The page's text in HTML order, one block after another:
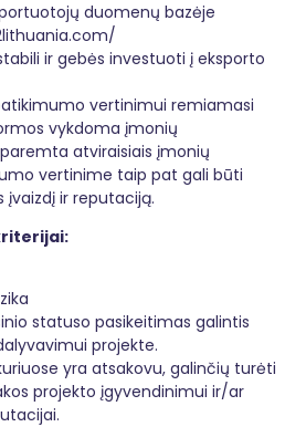
duomenų bazėje
ir gebės investuoti į eksporto
vertinimui remiamasi
vykdoma įmonių
atviraisiais įmonių
vertinime taip pat gali būti
ir reputaciją.
statuso pasikeitimas galintis
projekte.
yra atsakovu, galinčių turėti
projekto įgyvendinimui ir/ar